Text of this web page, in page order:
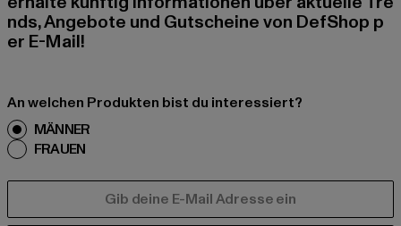
nds, Angebote und Gutscheine von DefShop p
er E-Mail!
An welchen Produkten bist du interessiert?
MÄNNER
FRAUEN